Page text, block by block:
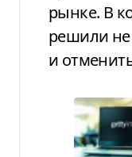
рынке. В
решили не
и